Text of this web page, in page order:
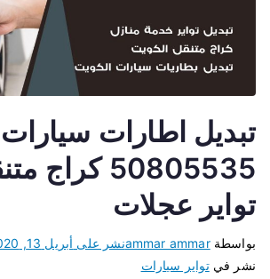
تبديل اطارات
50805535
تواير عجلات
بواسطةammar ammarنشر على أبريل 13, 2020
نشر فيتواير سيارات